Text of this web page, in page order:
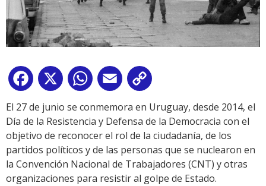
Facebook
X WhatsApp
Email
Link
El 27 de junio se conmemora en Uruguay, desde 2014, el
Día de la Resistencia y Defensa de la Democracia con el
objetivo de reconocer el rol de la ciudadanía, de los
partidos políticos y de las personas que se nuclearon en
la Convención Nacional de Trabajadores (CNT) y otras
organizaciones para resistir al golpe de Estado.